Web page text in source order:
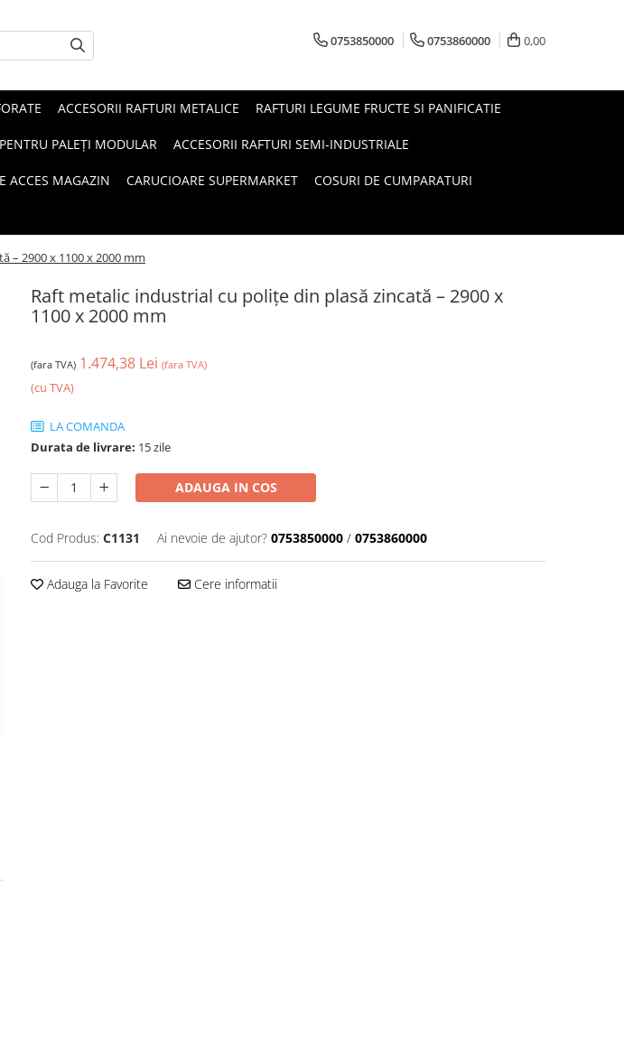
0753850000 0753860000 0,00
ACCESORII RAFTURI METALICE RAFTURI LEGUME FRUCTE SI PANIFICATIE
PALEȚI MODULAR ACCESORII RAFTURI SEMI-INDUSTRIALE
ACCES MAGAZIN CARUCIOARE SUPERMARKET COSURI DE CUMPARATURI
– 2900 x 1100 x 2000 mm
Raft metalic industrial cu polițe din plasă zincată – 2900 x
1100 x 2000 mm
(fara TVA) 1.474,38 Lei (fara TVA)
(cu TVA)
LA COMANDA
Durata de livrare: 15 zile
ADAUGA IN COS
Cod Produs: C1131 Ai nevoie de ajutor? 0753850000 / 0753860000
Adauga la Favorite Cere informatii